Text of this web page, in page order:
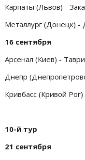
Карпаты (Львов) -
Металлург (Донецк) -
16 сентября
Арсенал (Киев) -
Днепр
Кривбасс (Кривой
10-й тур
21 сентября